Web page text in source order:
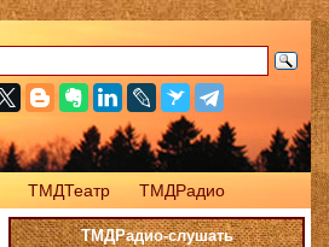
ТМДТеатр ТМДРадио
ТМДРадио-слушать